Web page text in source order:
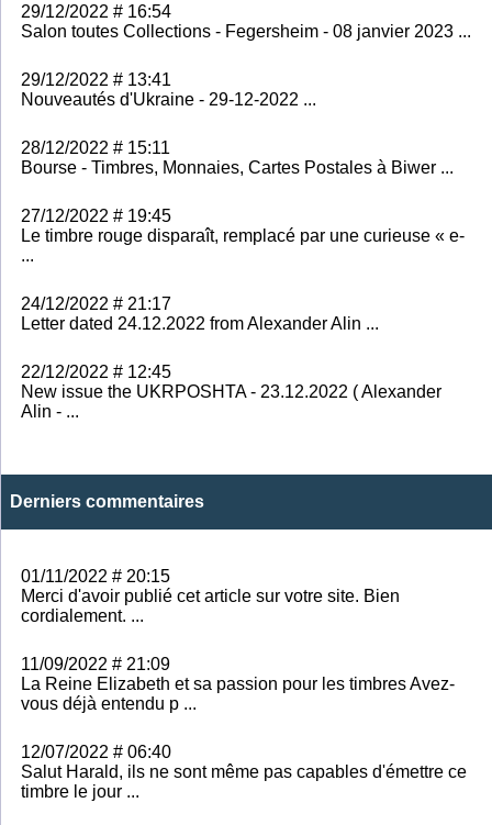
29/12/2022 # 16:54
Salon toutes Collections - Fegersheim - 08 janvier 2023 ...
29/12/2022 # 13:41
Nouveautés d'Ukraine - 29-12-2022 ...
28/12/2022 # 15:11
Bourse - Timbres, Monnaies, Cartes Postales à Biwer ...
27/12/2022 # 19:45
Le timbre rouge disparaît, remplacé par une curieuse « e-
...
24/12/2022 # 21:17
Letter dated 24.12.2022 from Alexander Alin ...
22/12/2022 # 12:45
New issue the UKRPOSHTA - 23.12.2022 ( Alexander
Alin - ...
Derniers commentaires
01/11/2022 # 20:15
Merci d'avoir publié cet article sur votre site. Bien
cordialement. ...
11/09/2022 # 21:09
La Reine Elizabeth et sa passion pour les timbres Avez-
vous déjà entendu p ...
12/07/2022 # 06:40
Salut Harald, ils ne sont même pas capables d'émettre ce
timbre le jour ...